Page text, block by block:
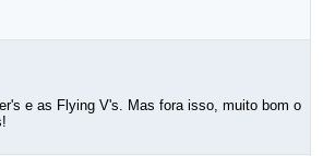
e as Flying V's. Mas fora isso, muito bom o